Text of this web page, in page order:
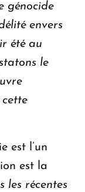
génocide
envers
été au
le
cette
est l’un
est la
les récentes